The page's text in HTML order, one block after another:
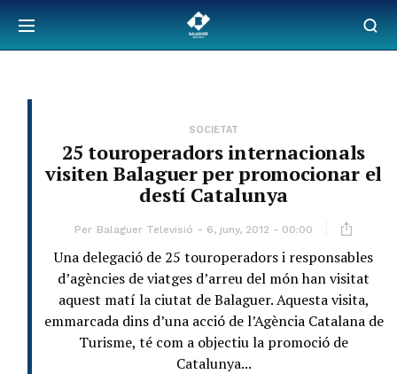
SOCIETAT
25 touroperadors internacionals
visiten Balaguer per promocionar el
destí Catalunya
Per Balaguer Televisió 6, juny, 2012 - 00:00
Una delegació de 25 touroperadors i responsables
d’agències de viatges d’arreu del món han visitat
aquest matí la ciutat de Balaguer. Aquesta visita,
emmarcada dins d’una acció de l’Agència Catalana de
Turisme, té com a objectiu la promoció de
Catalunya...